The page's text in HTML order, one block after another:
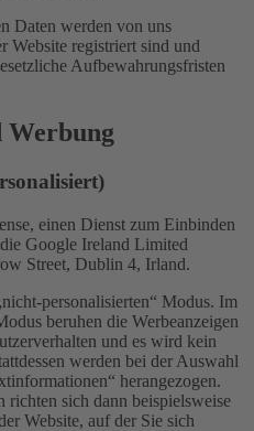
Daten werden von uns
Website registriert sind und
Aufbewahrungsfristen
Werbung
einen Dienst zum Einbinden
Google Ireland Limited
Street, Dublin 4, Irland.
personalisierten“ Modus. Im
beruhen die Werbeanzeigen
und es wird kein
werden bei der Auswahl
herangezogen.
richten sich dann beispielsweise
Website, auf der Sie sich